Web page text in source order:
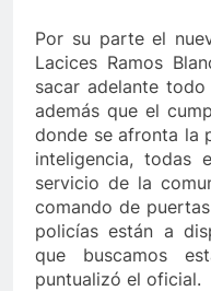
Por su parte el
Lacices Ramos
sacar adelante
además que el
donde se afronta la
inteligencia, todas
servicio de la
comando de
policías están a
que buscamos
puntualizó el oficial.